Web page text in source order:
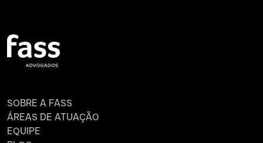
SOBRE A FASS
ÁREAS DE ATUAÇÃO
EQUIPE